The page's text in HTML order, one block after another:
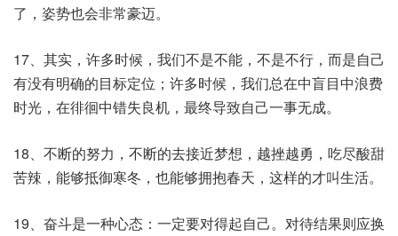
了，姿势也会非常豪迈。
17、其实，许多时候，我们不是不能，不是不行，而是自己
有没有明确的目标定位；许多时候，我们总在中盲目中浪费
时光，在徘徊中错失良机，最终导致自己一事无成。
18、不断的努力，不断的去接近梦想，越挫越勇，吃尽酸甜
苦辣，能够抵御寒冬，也能够拥抱春天，这样的才叫生活。
19、奋斗是一种心态：一定要对得起自己。对待结果则应换